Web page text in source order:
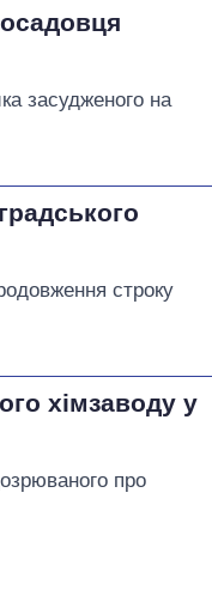
засудженого на
строку
хімзаводу у
про